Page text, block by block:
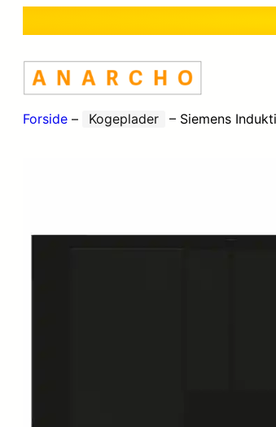
Forside – Kogeplader – Siemens